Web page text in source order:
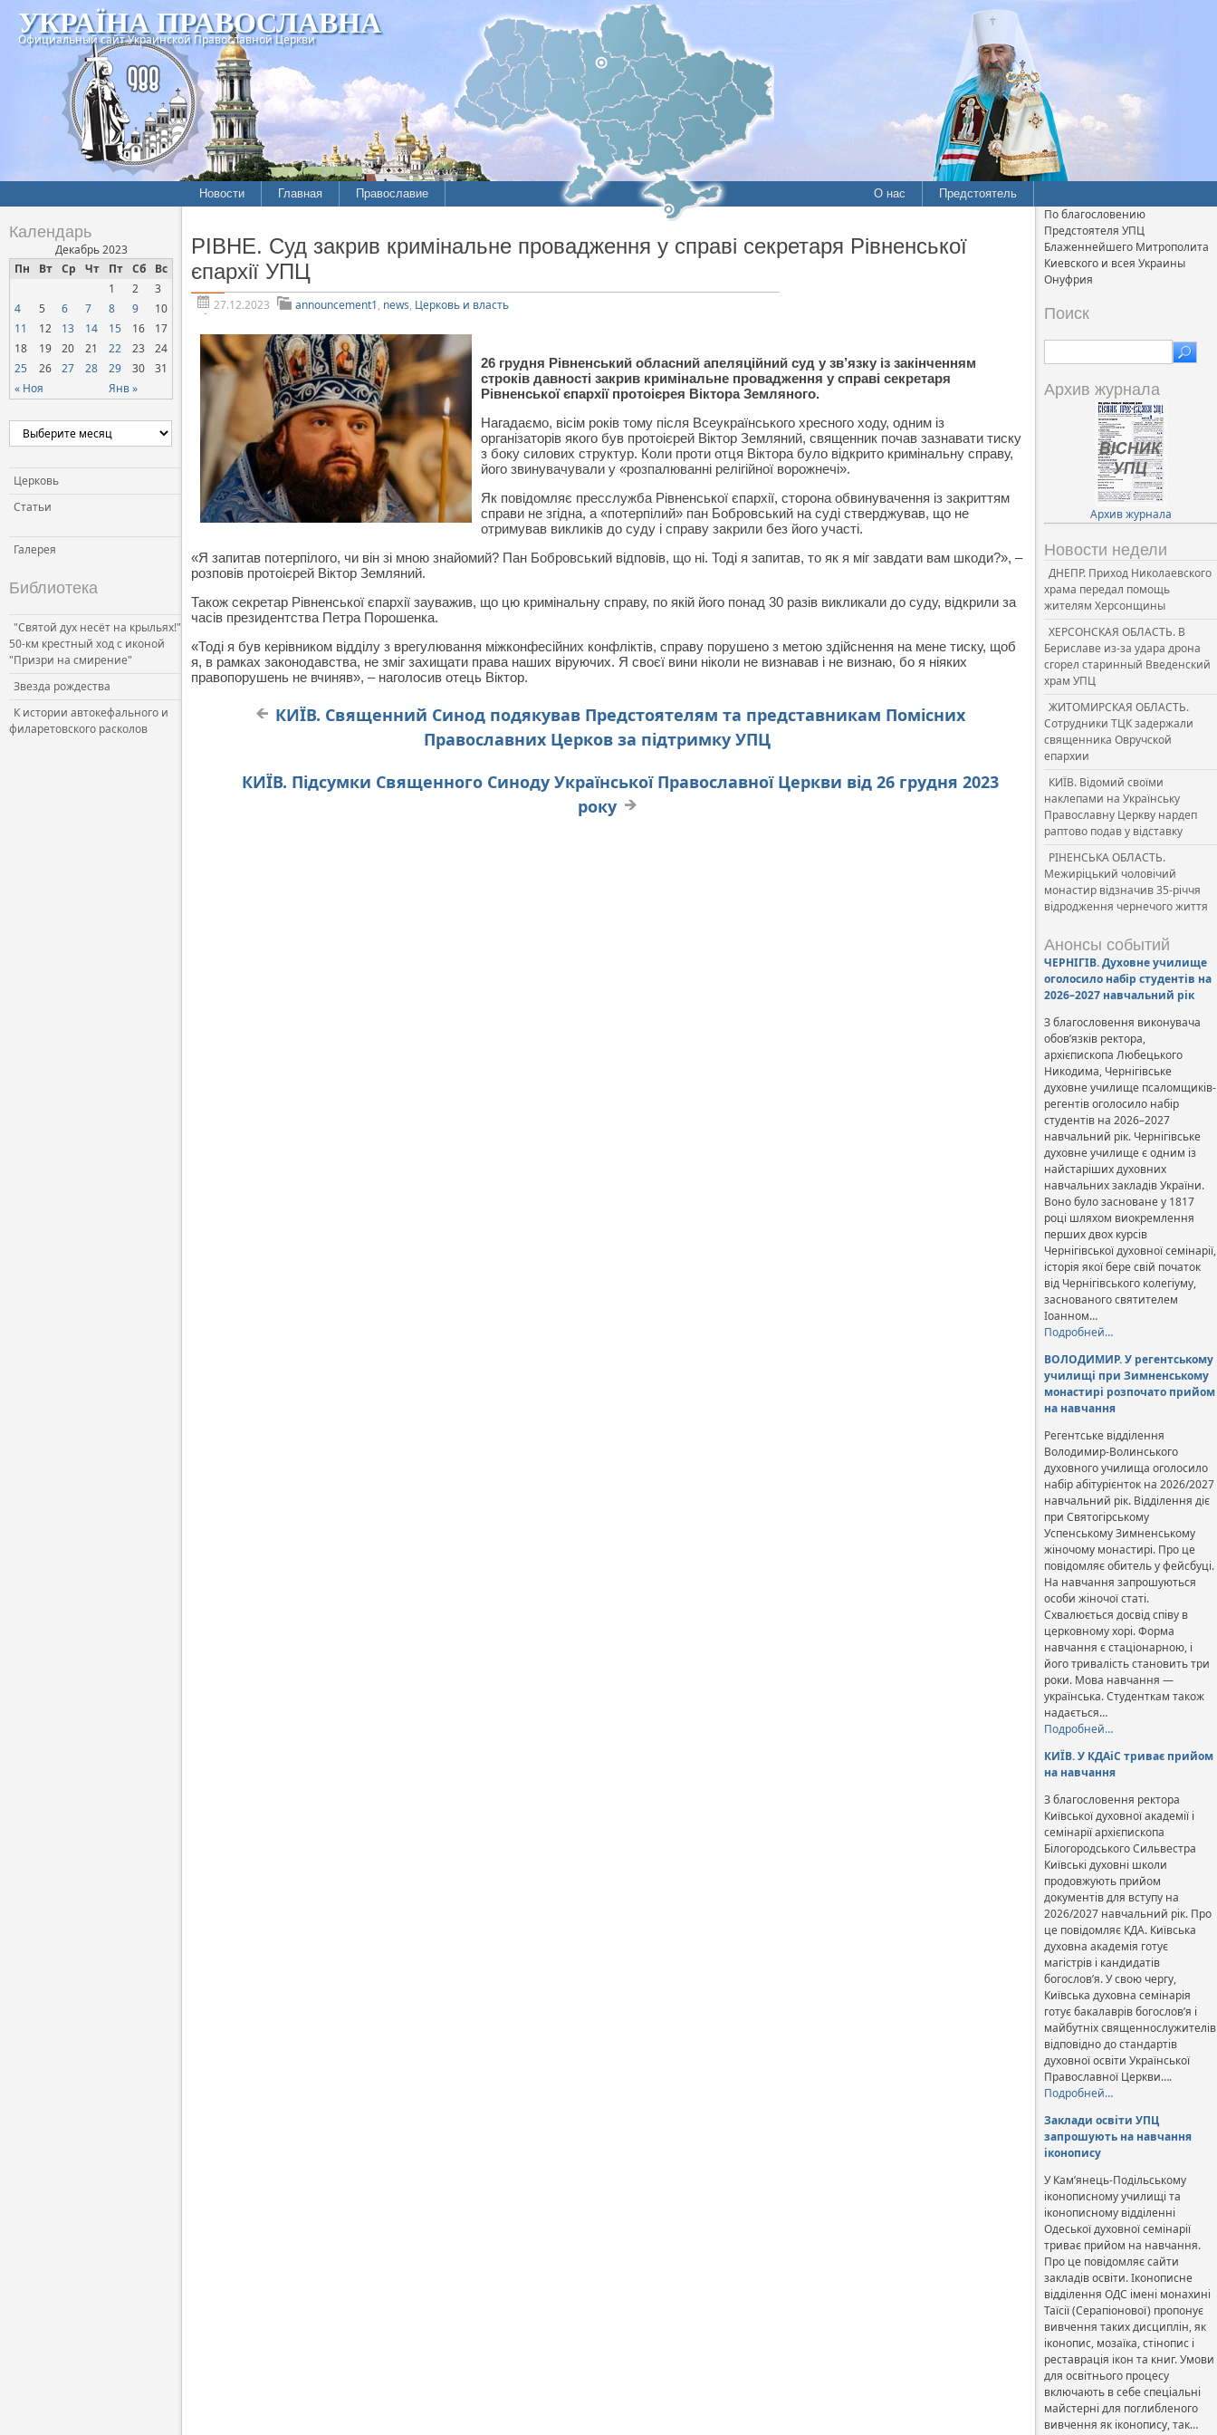
УКРАЇНА ПРАВОСЛАВНА
Официальный сайт Украинской Православной Церкви
Новости
Межконфессиональные
отношения
Нарушения прав
верующих
Официальная хроника
Расколы, ереси, секты
СОЦИАЛЬНОЕ
СЛУЖЕНИЕ
Церковь и власть
Церковь и общество
Церковь и СМИ
Главная Православие
История
Хроники
О нас Предстоятель
Календарь
Декабрь 2023
Пн
Вт Ср Чт Пт Сб Вс
« Ноя Янв »
1 2
3
4
5 6 7 8 9
10
11
12 13 14 15 16
17
18
19 20 21 22 23
24
25
26 27 28 29 30 31
Церковь
Статьи
Галерея
Библиотека
"Святой дух несёт на крыльях!"
50-км крестный ход с иконой
"Призри на смирение"
Звезда рождества
К истории автокефального и
филаретовского расколов
РІВНЕ. Суд закрив кримінальне провадження у справі секретаря Рівненської
єпархії УПЦ
27.12.2023 announcement1, news, Церковь и власть
26 грудня Рівненський обласний апеляційний суд у зв’язку із закінченням
строків давності закрив кримінальне провадження у справі секретаря
Рівненської єпархії протоієрея Віктора Земляного.
Нагадаємо, вісім років тому після Всеукраїнського хресного ходу, одним із
організаторів якого був протоієрей Віктор Земляний, священник почав зазнавати тиску
з боку силових структур. Коли проти отця Віктора було відкрито кримінальну справу,
його звинувачували у «розпалюванні релігійної ворожнечі».
Як повідомляє пресслужба Рівненської єпархії, сторона обвинувачення із закриттям
справи не згідна, а «потерпілий» пан Бобровський на суді стверджував, що не
отримував викликів до суду і справу закрили без його участі.
«Я запитав потерпілого, чи він зі мною знайомий? Пан Бобровський відповів, що ні. Тоді я запитав, то як я міг завдати вам шкоди?», –
розповів протоієрей Віктор Земляний.
Також секретар Рівненської єпархії зауважив, що цю кримінальну справу, по якій його понад 30 разів викликали до суду, відкрили за
часів президентства Петра Порошенка.
«Тоді я був керівником відділу з врегулювання міжконфесійних конфліктів, справу порушено з метою здійснення на мене тиску, щоб
я, в рамках законодавства, не зміг захищати права наших віруючих. Я своєї вини ніколи не визнавав і не визнаю, бо я ніяких
правопорушень не вчиняв», – наголосив отець Віктор.
КИЇВ. Священний Синод подякував Предстоятелям та представникам Помісних
Православних Церков за підтримку УПЦ
КИЇВ. Підсумки Священного Синоду Української Православної Церкви від 26 грудня 2023
року
По благословению
Предстоятеля УПЦ
Блаженнейшего Митрополита
Киевского и всея Украины
Онуфрия
Поиск
Архив журнала
Архив журнала
Новости недели
ДНЕПР. Приход Николаевского
храма передал помощь
жителям Херсонщины
ХЕРСОНСКАЯ ОБЛАСТЬ. В
Бериславе из-за удара дрона
сгорел старинный Введенский
храм УПЦ
ЖИТОМИРСКАЯ ОБЛАСТЬ.
Сотрудники ТЦК задержали
священника Овручской
епархии
КИЇВ. Відомий своїми
наклепами на Українську
Православну Церкву нардеп
раптово подав у відставку
РІНЕНСЬКА ОБЛАСТЬ.
Межиріцький чоловічий
монастир відзначив 35-річчя
відродження чернечого життя
Анонсы событий
ЧЕРНІГІВ. Духовне училище
оголосило набір студентів на
2026–2027 навчальний рік
З благословення виконувача
обов’язків ректора,
архієпископа Любецького
Никодима, Чернігівське
духовне училище псаломщиків-
регентів оголосило набір
студентів на 2026–2027
навчальний рік. Чернігівське
духовне училище є одним із
найстаріших духовних
навчальних закладів України.
Воно було засноване у 1817
році шляхом виокремлення
перших двох курсів
Чернігівської духовної семінарії,
історія якої бере свій початок
від Чернігівського колегіуму,
заснованого святителем
Іоанном…
Подробней…
ВОЛОДИМИР. У регентському
училищі при Зимненському
монастирі розпочато прийом
на навчання
Регентське відділення
Володимир-Волинського
духовного училища оголосило
набір абітурієнток на 2026/2027
навчальний рік. Відділення діє
при Святогірському
Успенському Зимненському
жіночому монастирі. Про це
повідомляє обитель у фейсбуці.
На навчання запрошуються
особи жіночої статі.
Схвалюється досвід співу в
церковному хорі. Форма
навчання є стаціонарною, і
його тривалість становить три
роки. Мова навчання —
українська. Студенткам також
надається…
Подробней…
КИЇВ. У КДАіС триває прийом
на навчання
З благословення ректора
Київської духовної академії і
семінарії архієпископа
Білогородського Сильвестра
Київські духовні школи
продовжують прийом
документів для вступу на
2026/2027 навчальний рік. Про
це повідомляє КДА. Київська
духовна академія готує
магістрів і кандидатів
богослов’я. У свою чергу,
Київська духовна семінарія
готує бакалаврів богослов’я і
майбутніх священнослужителів
відповідно до стандартів
духовної освіти Української
Православної Церкви….
Подробней…
Заклади освіти УПЦ
запрошують на навчання
іконопису
У Кам’янець-Подільському
іконописному училищі та
іконописному відділенні
Одеської духовної семінарії
триває прийом на навчання.
Про це повідомляє сайти
закладів освіти. Іконописне
відділення ОДС імені монахині
Таїсії (Серапіонової) пропонує
вивчення таких дисциплін, як
іконопис, мозаїка, стінопис і
реставрація ікон та книг. Умови
для освітнього процесу
включають в себе спеціальні
майстерні для поглибленого
вивчення як іконопису, так…